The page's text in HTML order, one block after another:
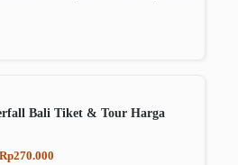
Bali Tiket & Tour Harga